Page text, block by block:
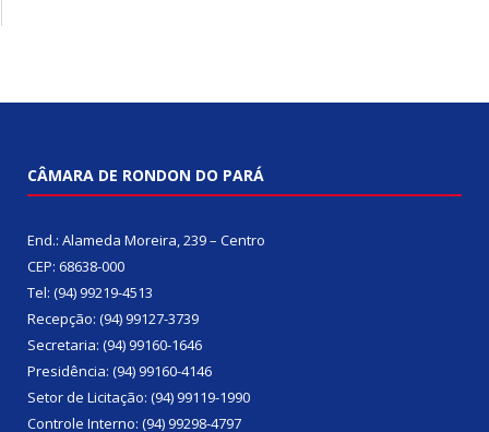
CÂMARA DE RONDON DO PARÁ
End.: Alameda Moreira, 239 – Centro
CEP: 68638-000
Tel: (94) 99219-4513
Recepção: (94) 99127-3739
Secretaria: (94) 99160-1646
Presidência: (94) 99160-4146
Setor de Licitação: (94) 99119-1990
Controle Interno: (94) 99298-4797